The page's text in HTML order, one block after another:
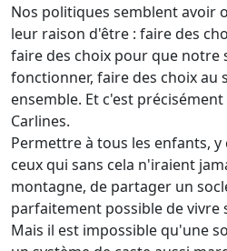
Nos politiques semblent avoir
leur raison d'être : faire des
faire des choix pour que notre
fonctionner, faire des choix au
ensemble. Et c'est
Carlines.
Permettre à tous les enfants,
ceux qui sans cela n'iraient
montagne, de partager un
parfaitement possible de vivre
Mais il est impossible qu'une